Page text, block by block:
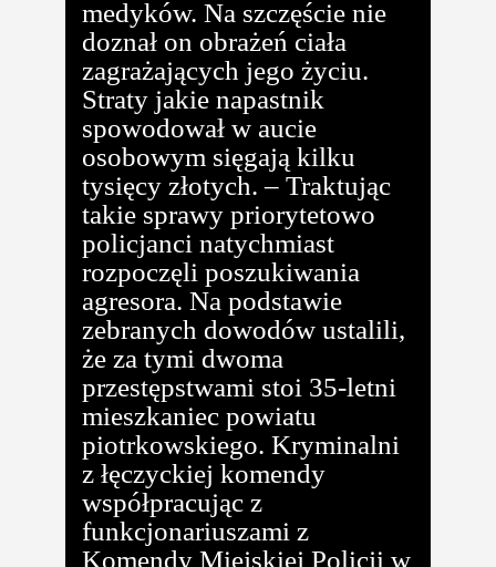
medyków. Na szczęście nie
doznał on obrażeń ciała
zagrażających jego życiu.
Straty jakie napastnik
spowodował w aucie
osobowym sięgają kilku
tysięcy złotych. – Traktując
takie sprawy priorytetowo
policjanci natychmiast
rozpoczęli poszukiwania
agresora. Na podstawie
zebranych dowodów ustalili,
że za tymi dwoma
przestępstwami stoi 35-letni
mieszkaniec powiatu
piotrkowskiego. Kryminalni
z łęczyckiej komendy
współpracując z
funkcjonariuszami z
Komendy Miejskiej Policji w